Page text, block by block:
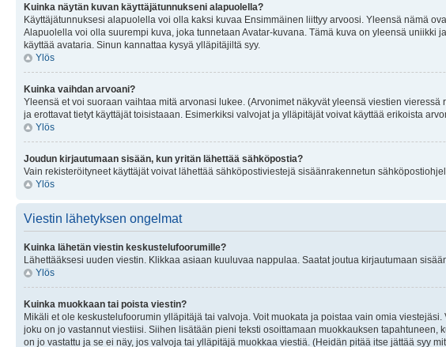
Kuinka näytän kuvan käyttäjätunnukseni alapuolella?
Käyttäjätunnuksesi alapuolella voi olla kaksi kuvaa Ensimmäinen liittyy arvoosi. Yleensä nämä
Alapuolella voi olla suurempi kuva, joka tunnetaan Avatar-kuvana. Tämä kuva on yleensä
käyttää avataria. Sinun kannattaa kysyä ylläpitäjiltä syy.
Ylös
Kuinka vaihdan arvoani?
Yleensä et voi suoraan vaihtaa mitä arvonasi lukee. (Arvonimet näkyvät yleensä viestien
ja erottavat tietyt käyttäjät toisistaaan. Esimerkiksi valvojat ja ylläpitäjät voivat käyttää erikoista
Ylös
Joudun kirjautumaan sisään, kun yritän lähettää sähköpostia?
Vain rekisteröityneet käyttäjät voivat lähettää sähköpostiviestejä sisäänrakennetun
Ylös
Viestin lähetyksen ongelmat
Kuinka lähetän viestin keskustelufoorumille?
Lähettääksesi uuden viestin. Klikkaa asiaan kuuluvaa nappulaa. Saatat joutua kirjautumaan
Ylös
Kuinka muokkaan tai poista viestin?
Mikäli et ole keskustelufoorumin ylläpitäjä tai valvoja. Voit muokata ja poistaa vain omia
joku on jo vastannut viestiisi. Siihen lisätään pieni teksti osoittamaan muokkauksen
on jo vastattu ja se ei näy, jos valvoja tai ylläpitäjä muokkaa viestiä. (Heidän pitää itse jättää syy